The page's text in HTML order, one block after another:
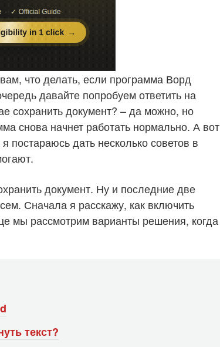
что делать, если программа Ворд
давайте попробуем ответить на
сохранить документ? – да можно, но
снова начнет работать нормально. А вот
постараюсь дать несколько советов в
документ. Ну и последние две
Сначала я расскажу, как включить
мы рассмотрим варианты решения, когда
текст?